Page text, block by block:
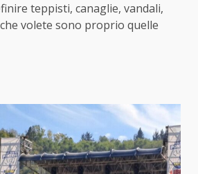
teppisti, canaglie, vandali,
volete sono proprio quelle